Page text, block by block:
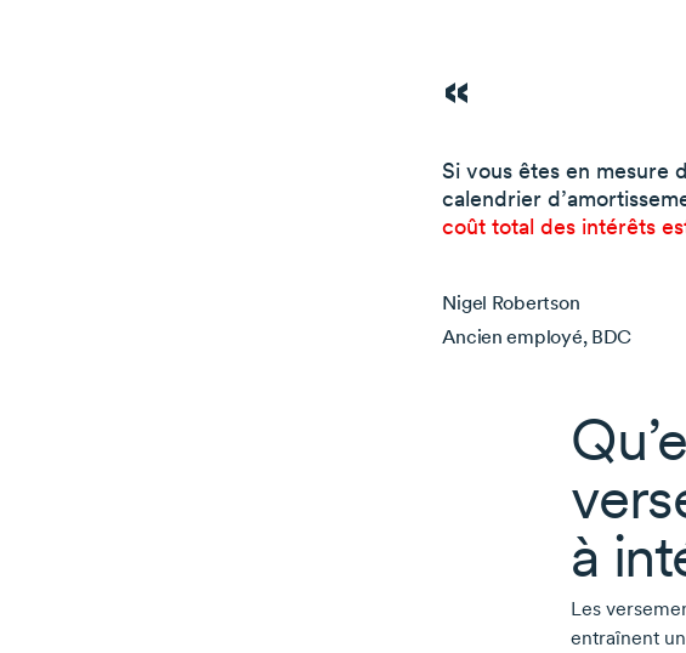
Si vous êtes en mesure
calendrier
coût total des intérêts
Nigel Robertson
Ancien employé, BDC
à
Les
entraînent